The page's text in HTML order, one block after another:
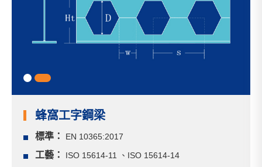
蜂窩工字鋼梁
標準： EN 10365:2017
工藝： ISO 15614-11 、ISO 15614-14